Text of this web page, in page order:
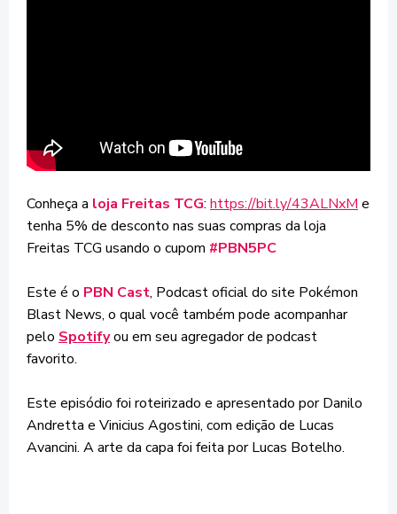
Conheça a loja Freitas TCG: https://bit.ly/43ALNxM e
tenha 5% de desconto nas suas compras da loja
Freitas TCG usando o cupom #PBN5PC
Este é o PBN Cast, Podcast oficial do site Pokémon
Blast News, o qual você também pode acompanhar
pelo Spotifyou em seu agregador de podcast
favorito.
Este episódio foi roteirizado e apresentado por Danilo
Andretta e Vinicius Agostini, com edição de Lucas
Avancini. A arte da capa foi feita por Lucas Botelho.